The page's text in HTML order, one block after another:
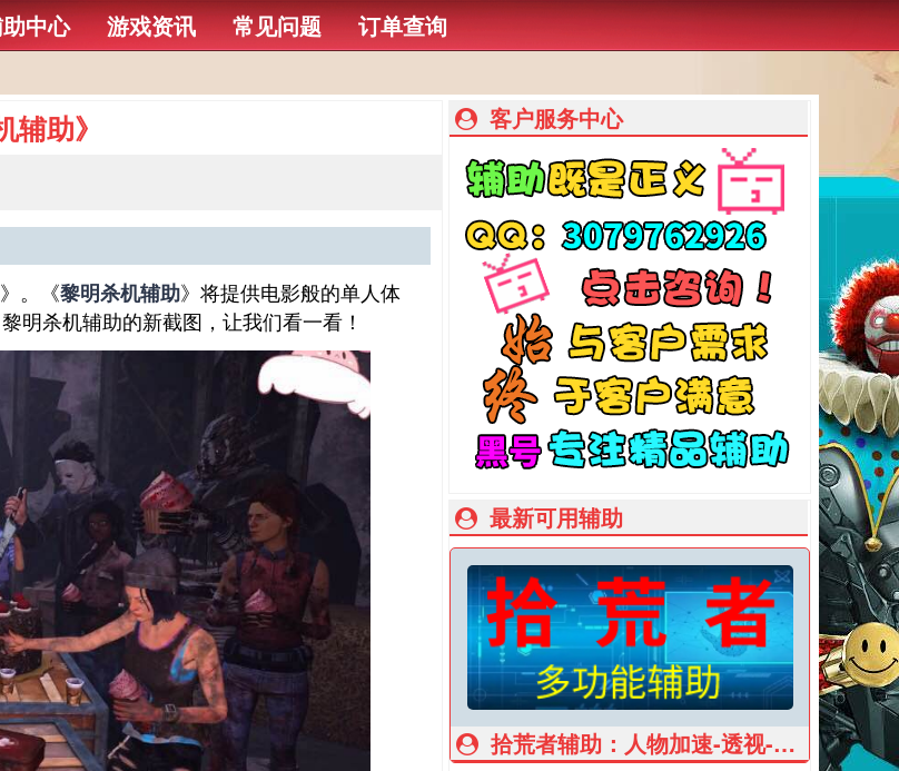
中心 游戏资讯 常见问题 订单查询
助》
。《黎明杀机辅助》将提供电影般的单人体
明杀机辅助的新截图，让我们看一看！
客户服务中心
最新可用辅助
拾荒者辅助：人物加速-透视-子弹穿墙